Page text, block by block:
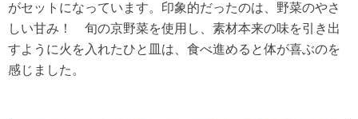
がセットになっています。印象的だったのは、野菜のやさ
しい甘み！ 旬の京野菜を使用し、素材本来の味を引き出
すように火を入れたひと皿は、食べ進めると体が喜ぶのを
感じました。